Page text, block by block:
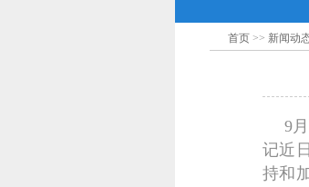
首页 >> 新闻动
9
记近
持和